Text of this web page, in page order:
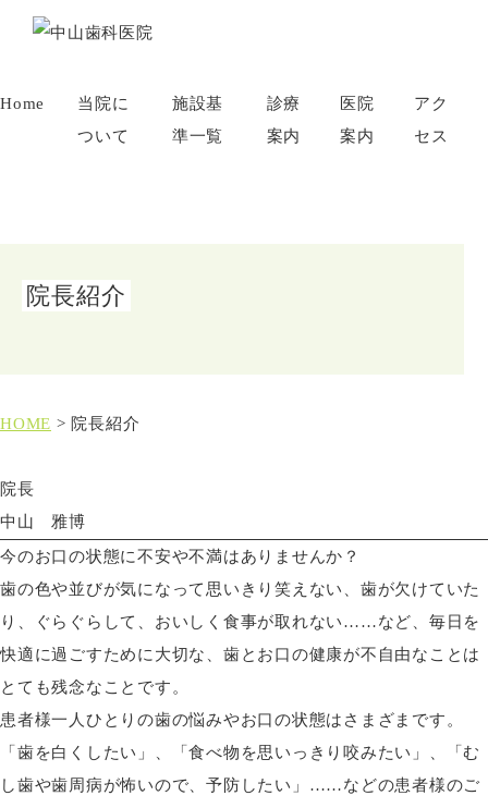
Home
当院に
ついて
施設基
準一覧
診療
案内
医院
案内
アク
セス
院長紹介
HOME > 院長紹介
院長
中山 雅博
今のお口の状態に不安や不満はありませんか？
歯の色や並びが気になって思いきり笑えない、歯が欠けていた
り、ぐらぐらして、おいしく食事が取れない……など、毎日を
快適に過ごすために大切な、歯とお口の健康が不自由なことは
とても残念なことです。
患者様一人ひとりの歯の悩みやお口の状態はさまざまです。
「歯を白くしたい」、「食べ物を思いっきり咬みたい」、「む
し歯や歯周病が怖いので、予防したい」……などの患者様のご